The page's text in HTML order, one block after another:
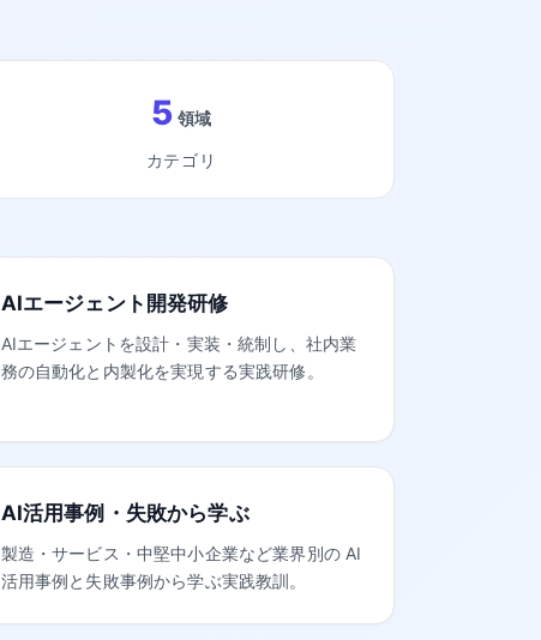
5 領域
カテゴリ
AIエージェント開発研修
AIエージェントを設計・実装・統制し、社内業
務の自動化と内製化を実現する実践研修。
AI活用事例・失敗から学ぶ
製造・サービス・中堅中小企業など業界別の AI
活用事例と失敗事例から学ぶ実践教訓。